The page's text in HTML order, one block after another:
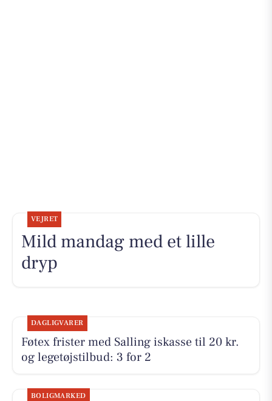
VEJRET
Mild mandag med et lille
dryp
DAGLIGVARER
Føtex frister med Salling iskasse til 20 kr.
og legetøjstilbud: 3 for 2
BOLIGMARKED